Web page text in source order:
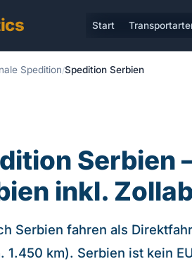
Start
Spedition Spedition Serbien
inkl.
Serbien fahren als
1.450 km). Serbien ist kein